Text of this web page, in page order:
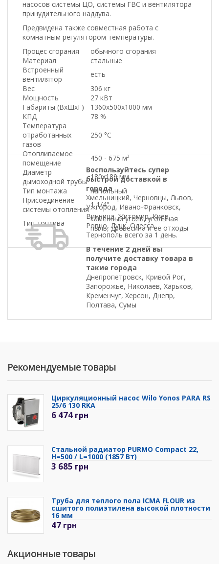
насосов системы ЦО, системы ГВС и вентилятора
принудительного наддува.
Предвидена также совместная работа с
комнатным регулятором температуры.
Процес сгорания
обычного сгорания
Материал
стальные
Встроенный
вентилятор
есть
Вес
306 кг
Мощность
27 кВт
Габариты (ВхШхГ)
1360х500х1000 мм
КПД
78 %
Температура
отработанных
газов
250 °С
Отопливаемое
помещение
450 - 675 м³
Диаметр
дымоходной трубы
180х180 мм
Тип монтажа
напольный
Присоединение
системы отопления
1 1/4"
Тип топлива
каменный уголь, угольная
пыль, древесина и ее отходы
Воспользуйтесь супер
быстрой доставкой в
города
Хмельницкий, Черновцы, Львов,
Ужгород, Ивано-Франковск,
Винница, Житомир, Киев,
Ровно, Луцк, Одесса,
Тернополь всего за 1 день.
В течение 2 дней вы
получите доставку товара в
такие города
Днепропетровск, Кривой Рог,
Запорожье, Николаев, Харьков,
Кременчуг, Херсон, Днепр,
Полтава, Сумы
Рекомендуемые товары
Циркуляционный насос Wilo Yonos PARA RS
25/6 130 RKA
6 474 грн
Стальной радиатор PURMO Compact 22,
H=500 / L=1000 (1857 Вт)
3 685 грн
Труба для теплого пола ICMA FLOUR из
сшитого полиэтилена высокой плотности
16 мм
47 грн
Акционные товары